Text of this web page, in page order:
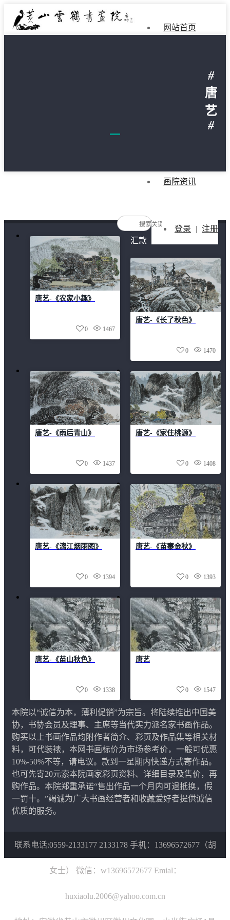
网站首页
画院资讯
登录 | 注册
#
唐
艺
#
唐艺-《农家小趣》
1467
0
唐艺-《长了秋色》
1470
0
唐艺-《雨后青山》
1437
0
唐艺-《家住桃源》
1408
0
唐艺-《漓江烟雨图》
1394
0
唐艺-《苗寨金秋》
1393
0
唐艺-《苗山秋色》
1338
0
唐艺
1547
0
汇款
画院
章程
画院
简介
联系
本院以“诚信为本，薄利促销”为宗旨。将陆续推出中国美
协，书协会员及理事、主席等当代实力派名家书画作品。
购买以上书画作品均附作者简介、彩页及作品集等相关材
料，可代装裱，本网书画标价为市场参考价，一般可优惠
10%-50%不等，请电议。款到一星期内快递方式寄作品。
也可先寄20元索本院画家彩页资料、详细目录及售价，再
购作品。本院郑重承诺“售出作品一个月内可退抵换，假
一罚十。”竭诚为广大书画经营者和收藏爱好者提供诚信
优质的服务。
联系电话:0559-2133177 2133178 手机：13696572677（胡
女士） 微信：w13696572677 Emial：
huxiaolu.2006@yahoo.com.cn